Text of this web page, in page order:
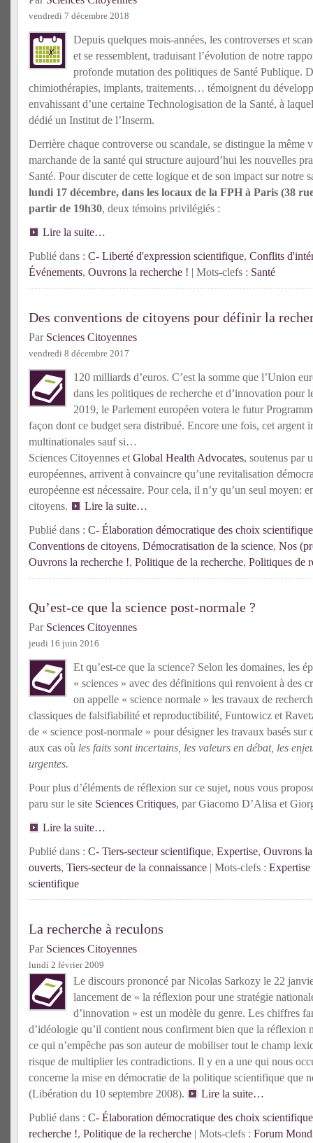
vendredi 7 décembre 2018
Depuis quelques mois-années, les controverses et
et se ressemblent, traduisant l’évolution de notre
profonde mutation des politiques de Santé Publique.
chimiothérapies, implants, traitements… témoignent du
envahissant d’une certaine Technologisation de la Santé, à
dédié un Institut de l’Inserm.
Derrière chaque controverse ou scandale, se distingue la même
marchande de la santé qui structure aujourd’hui les nouvelles
Santé. Pour discuter de cette logique et de son impact sur notre
lundi 17 décembre, dans les locaux de la FPH à Paris (38
partir de 19h30, deux témoins privilégiés :
Lire la suite…
Publié dans : C- Liberté d'expression scientifique, Conflits
Événements, Ouvrons la recherche ! | Mots-clefs : Santé
Des conventions de citoyens pour définir la
Par Sciences Citoyennes
vendredi 8 décembre 2017
120 milliards d’euros. C’est la somme que l’Union
dans les politiques de recherche et d’innovation pour
2019, le Parlement européen votera le futur
façon dont ce budget sera distribué. Encore une fois, cet argent
multinationales sauf si…
Sciences Citoyennes et Global Health Advocates, soutenus par
européennes, arrivent à convaincre qu’une revitalisation
européenne est nécessaire. Pour cela, il n’y qu’un seul moyen:
citoyens.
Lire la suite…
Publié dans : C- Élaboration démocratique des choix
Conventions de citoyens, Démocratisation de la science, Nos
Ouvrons la recherche !, Politique de la recherche, Politiques de
Qu’est-ce que la science post-normale ?
Par Sciences Citoyennes
jeudi 16 juin 2016
Et qu’est-ce que la science? Selon les domaines, les
« sciences » avec des définitions qui renvoient à des
on appelle « science normale » les travaux de
classiques de falsifiabilité et reproductibilité, Funtowicz et
de « science post-normale » pour désigner les travaux basés sur
aux cas où les faits sont incertains, les valeurs en débat, les
urgentes.
Pour plus d’éléments de réflexion sur ce sujet, nous vous
paru sur le site Sciences Critiques, par Giacomo D’Alisa et
Lire la suite…
Publié dans : C- Tiers-secteur scientifique, Expertise, Ouvrons
ouverts, Tiers-secteur de la connaissance | Mots-clefs : Expertise
scientifique
La recherche à reculons
Par Sciences Citoyennes
lundi 2 février 2009
Le discours prononcé par Nicolas Sarkozy le 22
lancement de « la réflexion pour une stratégie
d’innovation » est un modèle du genre. Les chiffres
d’idéologie qu’il contient nous confirment bien que la réflexion
ce qui n’empêche pas son auteur de mobiliser tout le champ
risque de multiplier les contradictions. Il y en a une qui nous
concerne la mise en démocratie de la politique scientifique que
(Libération du 10 septembre 2008).
Lire la suite…
Publié dans : C- Élaboration démocratique des choix
recherche !, Politique de la recherche | Mots-clefs : Forum